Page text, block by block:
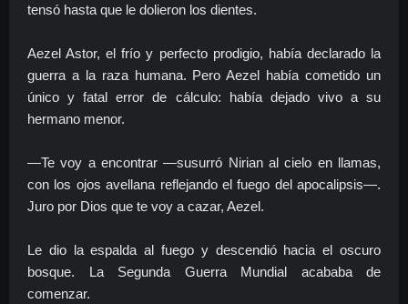
tensó hasta que le dolieron los dientes.
Aezel Astor, el frío y perfecto prodigio, había declarado la
guerra a la raza humana. Pero Aezel había cometido un
único y fatal error de cálculo: había dejado vivo a su
hermano menor.
—Te voy a encontrar —susurró Nirian al cielo en llamas,
con los ojos avellana reflejando el fuego del apocalipsis—.
Juro por Dios que te voy a cazar, Aezel.
Le dio la espalda al fuego y descendió hacia el oscuro
bosque. La Segunda Guerra Mundial acababa de
comenzar.